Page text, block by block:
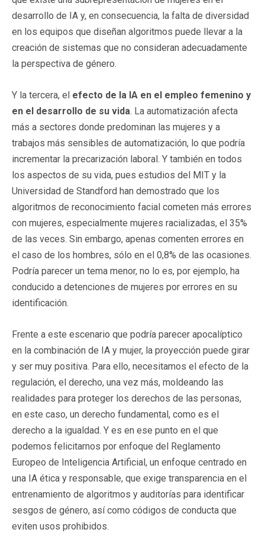
desarrollo de IA y, en consecuencia, la falta de diversidad
en los equipos que diseñan algoritmos puede llevar a la
creación de sistemas que no consideran adecuadamente
la perspectiva de género.
Y la tercera, el efecto de la IA en el empleo femenino y
en el desarrollo de su vida. La automatización afecta
más a sectores donde predominan las mujeres y a
trabajos más sensibles de automatización, lo que podría
incrementar la precarización laboral. Y también en todos
los aspectos de su vida, pues estudios del MIT y la
Universidad de Standford han demostrado que los
algoritmos de reconocimiento facial cometen más errores
con mujeres, especialmente mujeres racializadas, el 35%
de las veces. Sin embargo, apenas comenten errores en
el caso de los hombres, sólo en el 0,8% de las ocasiones.
Podría parecer un tema menor, no lo es, por ejemplo, ha
conducido a detenciones de mujeres por errores en su
identificación.
Frente a este escenario que podría parecer apocalíptico
en la combinación de IA y mujer, la proyección puede girar
y ser muy positiva. Para ello, necesitamos el efecto de la
regulación, el derecho, una vez más, moldeando las
realidades para proteger los derechos de las personas,
en este caso, un derecho fundamental, como es el
derecho a la igualdad. Y es en ese punto en el que
podemos felicitarnos por enfoque del Reglamento
Europeo de Inteligencia Artificial, un enfoque centrado en
una IA ética y responsable, que exige transparencia en el
entrenamiento de algoritmos y auditorías para identificar
sesgos de género, así como códigos de conducta que
eviten usos prohibidos.